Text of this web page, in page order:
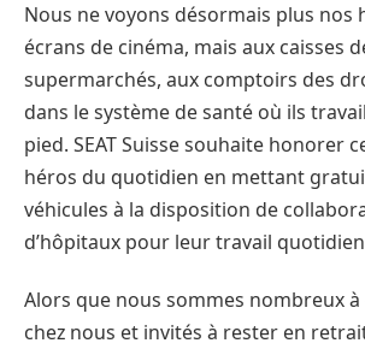
Nous ne voyons désormais plus nos
écrans de cinéma, mais aux caisses
supermarchés, aux comptoirs des
dans le système de santé où ils
pied. SEAT Suisse souhaite honorer
héros du quotidien en mettant
véhicules à la disposition de
d’hôpitaux pour leur travail
Alors que nous sommes nombreux
chez nous et invités à rester en